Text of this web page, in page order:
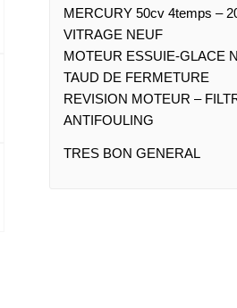
MERCURY 50cv 4temps –
VITRAGE NEUF
MOTEUR ESSUIE-GLACE
TAUD DE FERMETURE
REVISION MOTEUR –
ANTIFOULING
TRES BON GENERAL